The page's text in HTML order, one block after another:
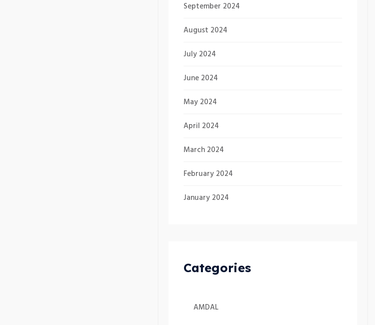
September 2024
August 2024
July 2024
June 2024
May 2024
April 2024
March 2024
February 2024
January 2024
Categories
AMDAL